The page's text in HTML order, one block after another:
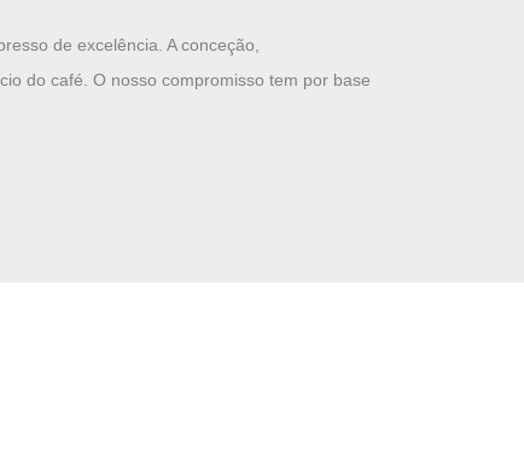
de excelência. A conceção,
do café. O nosso compromisso tem por base